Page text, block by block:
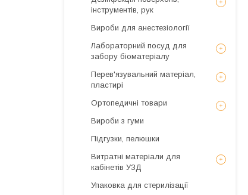
інструментів, рук
Вироби для анестезіології
Лабораторний посуд для
забору біоматеріалу
Перев'язувальний матеріал,
пластирі
Ортопедичні товари
Вироби з гуми
Підгузки, пелюшки
Витратні матеріали для
кабінетів УЗД
Упаковка для стерилізації